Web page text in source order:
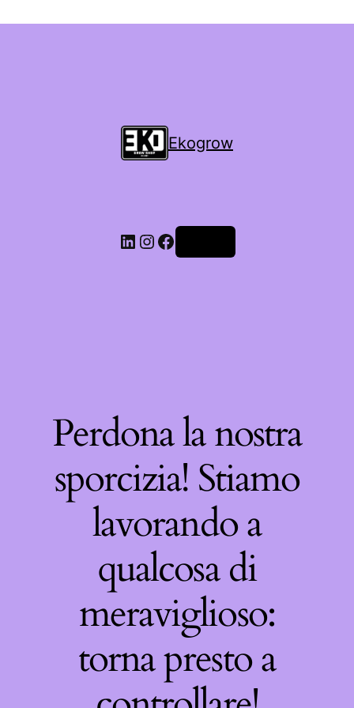
Ekogrow
Perdona la nostra
sporcizia! Stiamo
lavorando a
qualcosa di
meraviglioso:
torna presto a